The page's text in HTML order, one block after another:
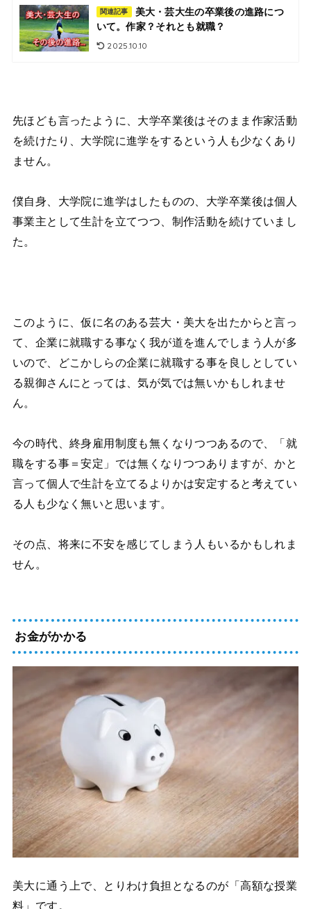
関連記事
美大・芸大生の卒業後の進路につ
いて。作家？それとも就職？
2025.10.10
先ほども言ったように、大学卒業後はそのまま作家活動
を続けたり、大学院に進学をするという人も少なくあり
ません。
僕自身、大学院に進学はしたものの、大学卒業後は個人
事業主として生計を立てつつ、制作活動を続けていまし
た。
このように、仮に名のある芸大・美大を出たからと言っ
て、企業に就職する事なく我が道を進んでしまう人が多
いので、どこかしらの企業に就職する事を良しとしてい
る親御さんにとっては、気が気では無いかもしれませ
ん。
今の時代、終身雇用制度も無くなりつつあるので、「就
職をする事＝安定」では無くなりつつありますが、かと
言って個人で生計を立てるよりかは安定すると考えてい
る人も少なく無いと思います。
その点、将来に不安を感じてしまう人もいるかもしれま
せん。
お金がかかる
美大に通う上で、とりわけ負担となるのが 「高額な授業
料」 です。